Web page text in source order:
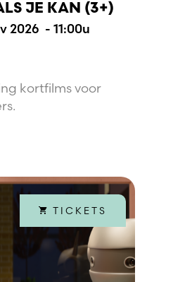
JE KAN (3+)
2026 - 11:00u
kortfilms voor
TICKETS